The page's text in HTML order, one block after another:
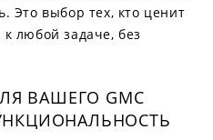
Это выбор тех, кто ценит
к любой задаче, без
ВАШЕГО GMC